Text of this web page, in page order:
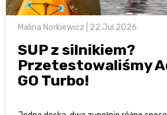
Malina Norkiewicz | 22 Jul 2026
SUP z silnikiem?
Przetestowaliśmy
GO Turbo!